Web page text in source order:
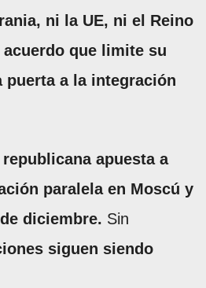
ni la UE, ni el Reino
que limite su
puerta a la integración
apuesta a
paralela en Moscú y
diciembre. Sin
siguen siendo